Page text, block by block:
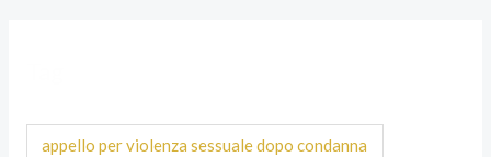
appello per violenza sessuale dopo condanna